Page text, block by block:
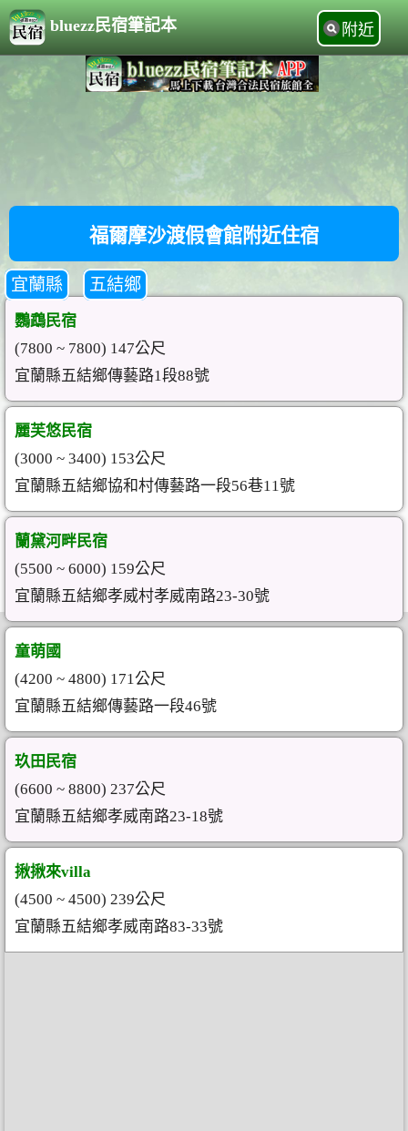
bluezz民宿筆記本 附近
福爾摩沙渡假會館附近住宿
宜蘭縣 五結鄉
鸚鵡民宿
(7800 ~ 7800) 147公尺
宜蘭縣五結鄉傳藝路1段88號
麗芙悠民宿
(3000 ~ 3400) 153公尺
宜蘭縣五結鄉協和村傳藝路一段56巷11號
蘭黛河畔民宿
(5500 ~ 6000) 159公尺
宜蘭縣五結鄉孝威村孝威南路23-30號
童萌國
(4200 ~ 4800) 171公尺
宜蘭縣五結鄉傳藝路一段46號
玖田民宿
(6600 ~ 8800) 237公尺
宜蘭縣五結鄉孝威南路23-18號
揪揪來villa
(4500 ~ 4500) 239公尺
宜蘭縣五結鄉孝威南路83-33號